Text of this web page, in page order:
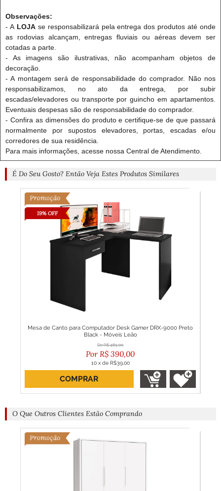
Observações:
- A LOJAse responsabilizará pela entrega dos produtos até onde
as rodovias alcançam, entregas fluviais ou aéreas devem ser
cotadas a parte.
- As imagens são ilustrativas, não acompanham objetos de
decoração.
- A montagem será de responsabilidade do comprador. Não nos
responsabilizamos, no ato da entrega, por subir
escadas/elevadores ou transporte por guincho em apartamentos.
Eventuais despesas são de responsabilidade do comprador.
- Confira as dimensões do produto e certifique-se de que passará
normalmente por supostos elevadores, portas, escadas e/ou
corredores de sua residência.
Para mais informações, acesse nossa Central de Atendimento.
É Do Seu Gosto? Então Veja Estes Produtos Similares
19% OFF
Mesa de Canto para Computador Desk Gamer DRX-9000 Preto
Black - Móveis Leão
R$ 483,00
R$ 390,00
10 x de R$39,00
COMPRAR
O Que Outros Clientes Estão Comprando